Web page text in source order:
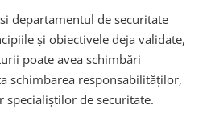
departamentul de securitate
și obiectivele deja validate,
poate avea schimbări
schimbarea responsabilităților,
de securitate.